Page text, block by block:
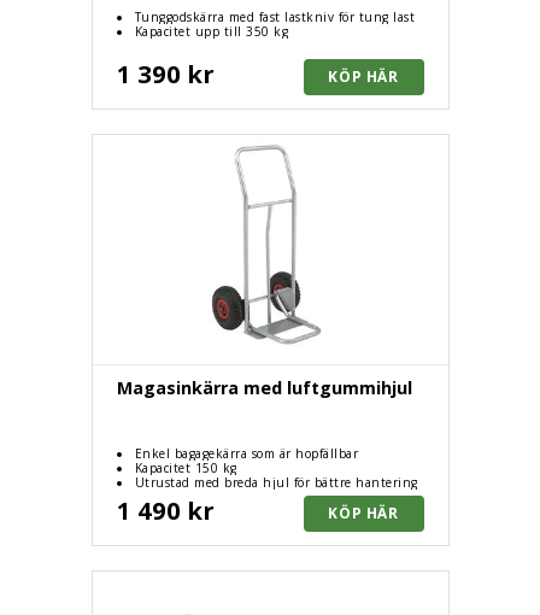
Tunggodskärra med fast lastkniv för tung last
Kapacitet upp till 350 kg
1 390 kr
Magasinkärra med luftgummihjul
Enkel bagagekärra som är hopfällbar
Kapacitet 150 kg
Utrustad med breda hjul för bättre hantering
1 490 kr